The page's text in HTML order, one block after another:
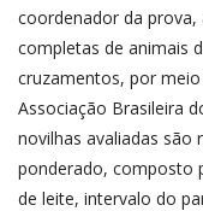
coordenador da prova,
completas de animais
cruzamentos, por
Associação Brasileira
novilhas avaliadas são
ponderado, composto
de leite, intervalo do